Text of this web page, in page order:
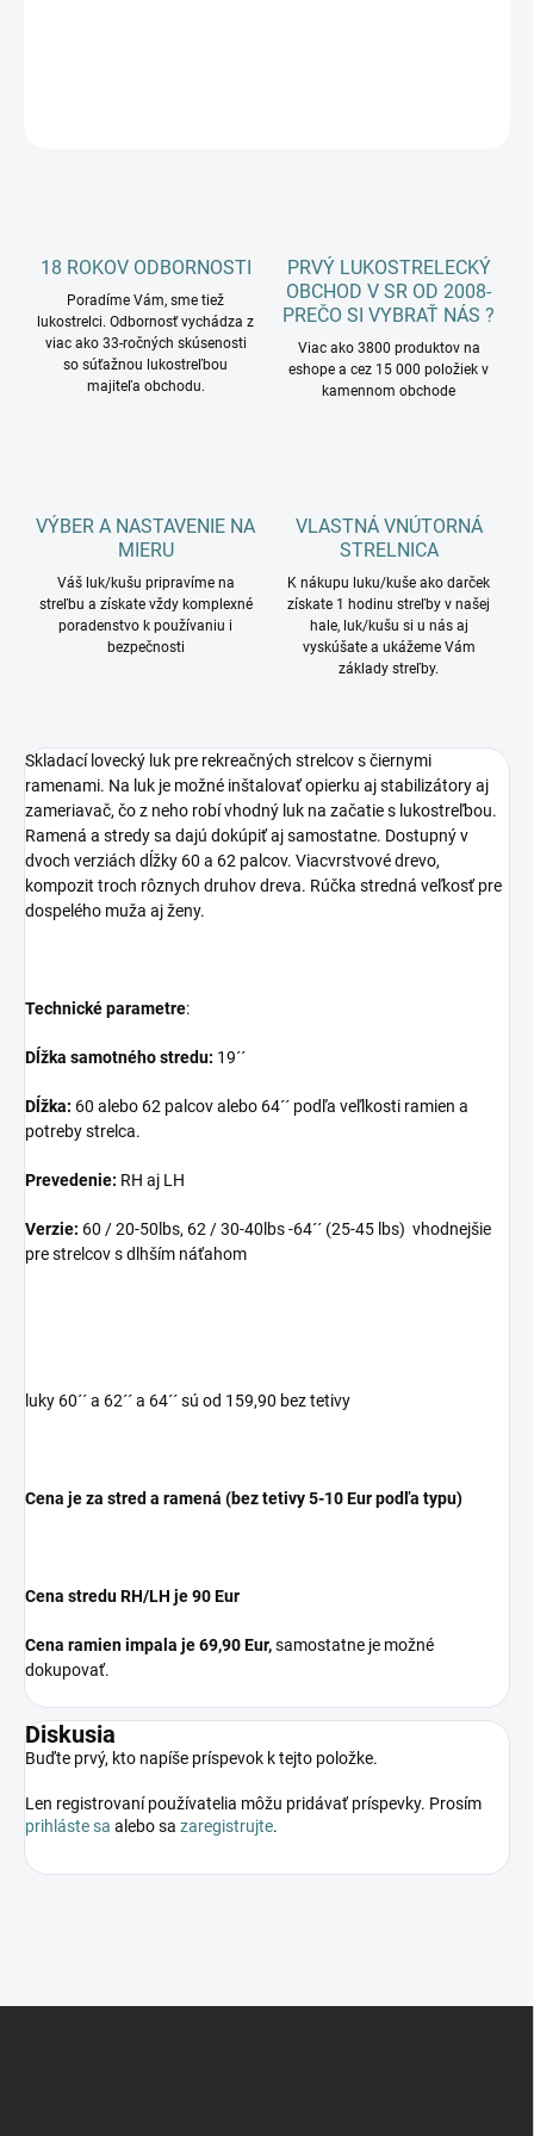
18 ROKOV ODBORNOSTI
Poradíme Vám, sme tiež
lukostrelci. Odbornosť vychádza z
viac ako 33-ročných skúsenosti
so súťažnou lukostreľbou
majiteľa obchodu.
PRVÝ LUKOSTRELECKÝ
OBCHOD V SR OD 2008-
PREČO SI VYBRAŤ NÁS ?
Viac ako 3800 produktov na
eshope a cez 15 000 položiek v
kamennom obchode
VÝBER A NASTAVENIE NA
MIERU
Váš luk/kušu pripravíme na
streľbu a získate vždy komplexné
poradenstvo k používaniu i
bezpečnosti
VLASTNÁ VNÚTORNÁ
STRELNICA
K nákupu luku/kuše ako darček
získate 1 hodinu streľby v našej
hale, luk/kušu si u nás aj
vyskúšate a ukážeme Vám
základy streľby.
Skladací lovecký luk pre rekreačných strelcov s čiernymi
ramenami. Na luk je možné inštalovať opierku aj stabilizátory aj
zameriavač, čo z neho robí vhodný luk na začatie s lukostreľbou.
Ramená a stredy sa dajú dokúpiť aj samostatne. Dostupný v
dvoch verziách dĺžky 60 a 62 palcov. Viacvrstvové drevo,
kompozit troch rôznych druhov dreva. Rúčka stredná veľkosť pre
dospelého muža aj ženy.
Technické parametre:
Dĺžka samotného stredu: 19´´
Dĺžka: 60 alebo 62 palcov alebo 64´´ podľa veľlkosti ramien a
potreby strelca.
Prevedenie: RH aj LH
Verzie: 60 / 20-50lbs, 62 / 30-40lbs -64´´ (25-45 lbs) vhodnejšie
pre strelcov s dlhším náťahom
luky 60´´ a 62´´ a 64´´ sú od 159,90 bez tetivy
Cena je za stred a ramená (bez tetivy 5-10 Eur podľa typu)
Cena stredu RH/LH je 90 Eur
Cena ramien impala je 69,90 Eur,samostatne je možné
dokupovať.
Diskusia
Buďte prvý, kto napíše príspevok k tejto položke.
Len registrovaní používatelia môžu pridávať príspevky. Prosím
prihláste sa alebo sa zaregistrujte.